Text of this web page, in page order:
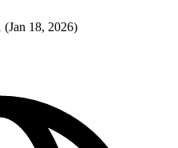
(Jan 18, 2026)